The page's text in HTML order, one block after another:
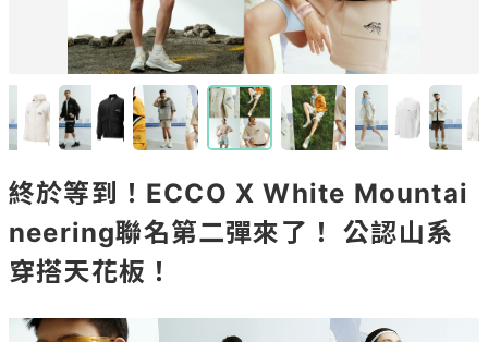
終於等到！ECCO X White Mountai
neering聯名第二彈來了！ 公認山系
穿搭天花板！